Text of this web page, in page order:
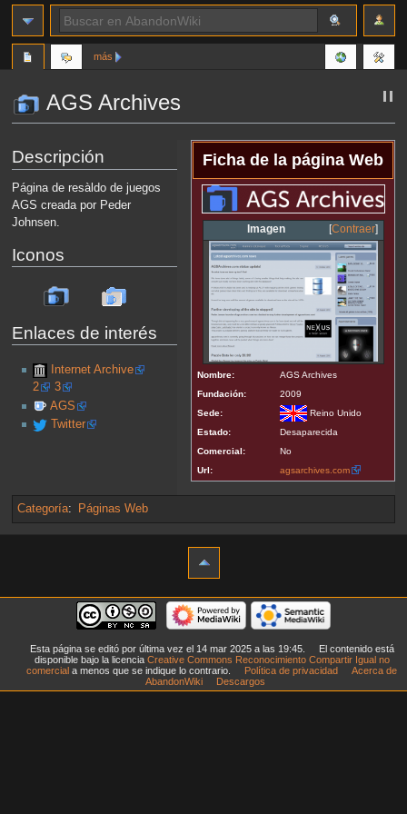
AGS Archives
a
la
navegación
a
la
búsqueda
Ficha de la página Web
Contraer
Imagen
Nombre:
AGS Archives
Fundación:
2009
Sede:
Reino Unido
Estado:
Desaparecida
Comercial:
No
Url:
agsarchives.com
Descripción
Página de resàldo de juegos
AGS creada por Peder
Johnsen.
Iconos
Enlaces de interés
Internet Archive
2
3
AGS
Twitter
Categoría: Páginas Web
más
Esta página se editó por última vez el 14 mar 2025 a las 19:45.
El contenido está
disponible bajo la licencia Creative Commons Reconocimiento Compartir Igual no
comercial a menos que se indique lo contrario. Política de privacidad
Acerca de
AbandonWiki
Descargos